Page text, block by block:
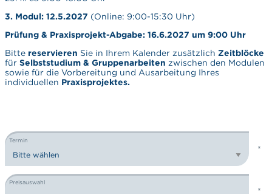
3. Modul: 12.5.2027 (Online: 9:00-15:30 Uhr)
Prüfung & Praxisprojekt-Abgabe: 16.6.2027 um 9:00 Uhr
Bitte reservieren Sie in Ihrem Kalender zusätzlich Zeitblöcke
für Selbststudium & Gruppenarbeiten zwischen den Modulen
sowie für die Vorbereitung und Ausarbeitung Ihres
individuellen Praxisprojektes.
Termin
Preisauswahl